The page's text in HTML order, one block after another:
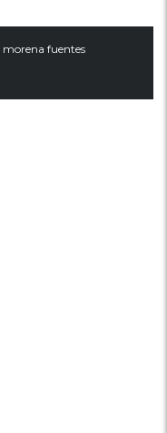
morena fuentes